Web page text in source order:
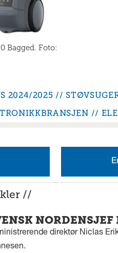
Bagged. Foto:
2024/2025
//
direktør Niclas